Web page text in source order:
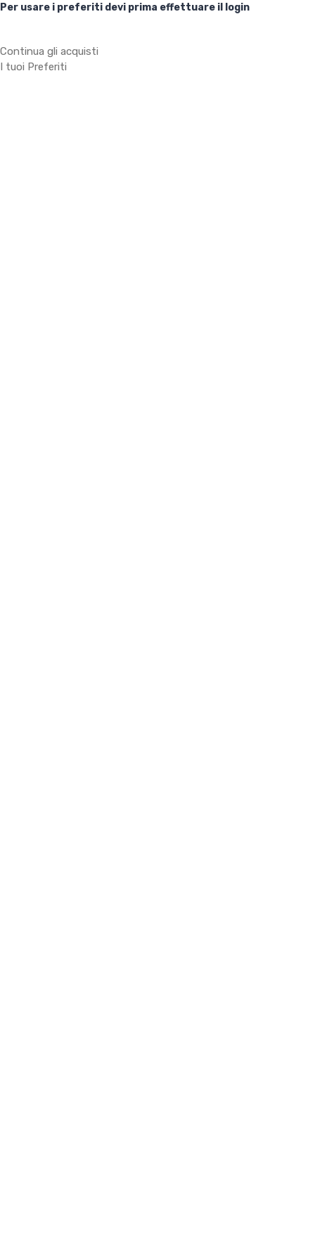
Per usare i preferiti devi prima effettuare il login
Continua gli acquisti
I tuoi Preferiti